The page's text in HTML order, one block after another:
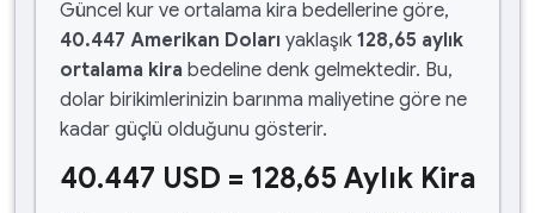
Güncel kur ve ortalama kira bedellerine göre,
40.447 Amerikan Doları yaklaşık 128,65 aylık
ortalama kira bedeline denk gelmektedir. Bu,
dolar birikimlerinizin barınma maliyetine göre ne
kadar güçlü olduğunu gösterir.
40.447 USD = 128,65 Aylık Kira